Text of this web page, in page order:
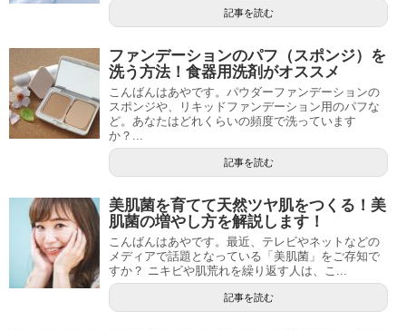
記事を読む
ファンデーションのパフ（スポンジ）を
洗う方法！食器用洗剤がオススメ
こんばんはあやです。パウダーファンデーションの
スポンジや、リキッドファンデーション用のパフな
ど。あなたはどれくらいの頻度で洗っています
か？...
記事を読む
美肌菌を育てて天然ツヤ肌をつくる！美
肌菌の増やし方を解説します！
こんばんはあやです。最近、テレビやネットなどの
メディアで話題となっている「美肌菌」をご存知で
すか？ ニキビや肌荒れを繰り返す人は、こ...
記事を読む